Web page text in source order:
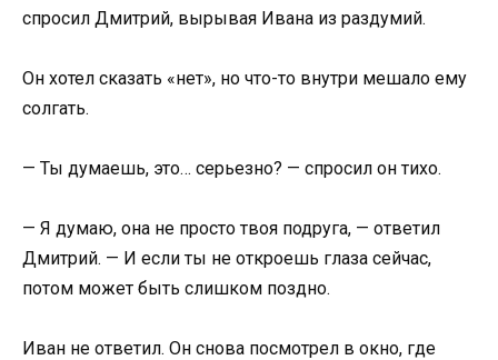
спросил Дмитрий, вырывая Ивана из раздумий.
Он хотел сказать «нет», но что-то внутри мешало ему
солгать.
— Ты думаешь, это… серьезно? — спросил он тихо.
— Я думаю, она не просто твоя подруга, — ответил
Дмитрий. — И если ты не откроешь глаза сейчас,
потом может быть слишком поздно.
Иван не ответил. Он снова посмотрел в окно, где